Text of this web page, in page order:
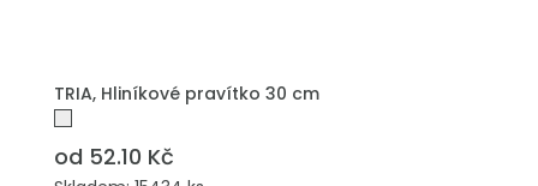
TRIA, Hliníkové pravítko 30 cm
od 52.10 Kč